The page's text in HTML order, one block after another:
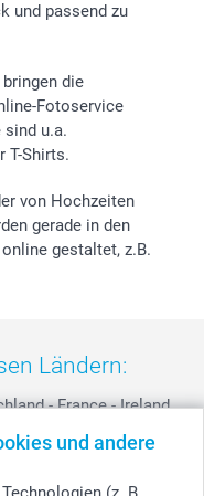
und andere
und passend zu
die
Fotoservice
u.a.
T-Shirts.
von Hochzeiten
gerade in den
gestaltet, z.B.
Ländern:
- France - Ireland
Suisse -